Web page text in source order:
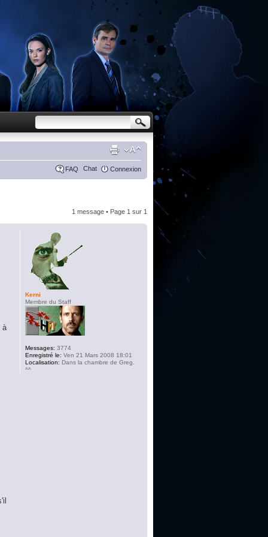
FAQ Chat Connexion
1 message • Page 1 sur 1
à
Kerni
Membre du Staff
Messages: 3774
Enregistré le: Ven 21 Mars 2008 18:01
Localisation: Dans la chambre de Greg.
^^